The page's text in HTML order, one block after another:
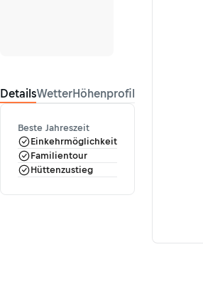
DetailsWetterHöhenprofil
Beste Jahreszeit
Einkehrmöglichkeit
Familientour
Hüttenzustieg